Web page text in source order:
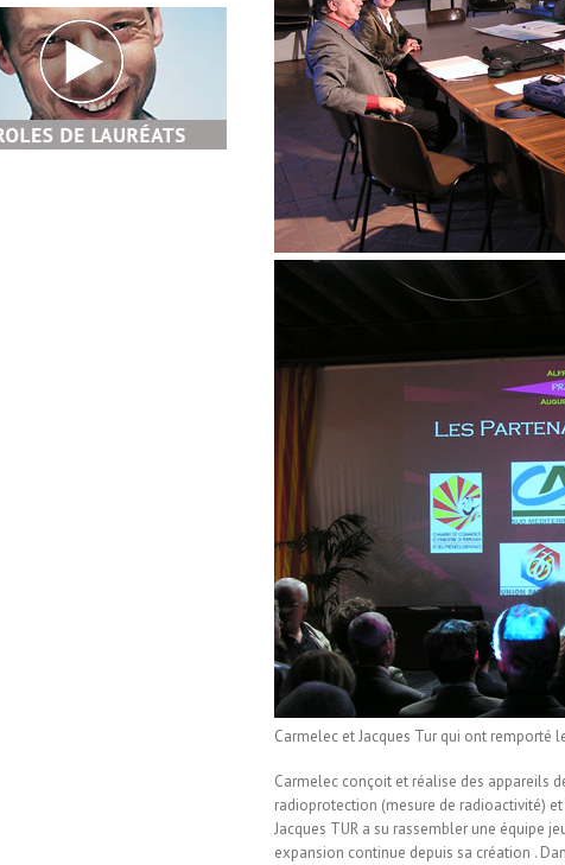
Carmelec et Jacques Tur qui ont remporté
Carmelec conçoit et réalise des appareils
radioprotection (mesure de radioactivité)
Jacques TUR a su rassembler une équipe
expansion continue depuis sa création .